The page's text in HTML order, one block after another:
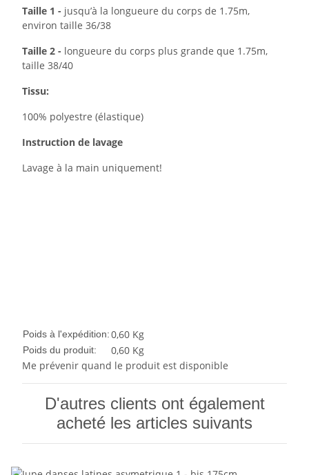
Taille 1 - jusqu’à la longueure du corps de 1.75m,
environ taille 36/38
Taille 2 - longueure du corps plus grande que 1.75m,
taille 38/40
Tissu:
100% polyestre (élastique)
Instruction de lavage
Lavage à la main uniquement!
Poids à l'expédition:0,60 Kg
Poids du produit: 0,60 Kg
Me prévenir quand le produit est disponible
D'autres clients ont également
acheté les articles suivants